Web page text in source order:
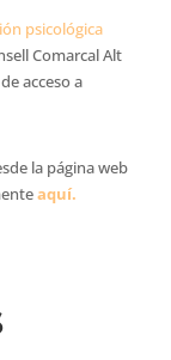
psicológica
Comarcal Alt
acceso a
la página web
aquí.